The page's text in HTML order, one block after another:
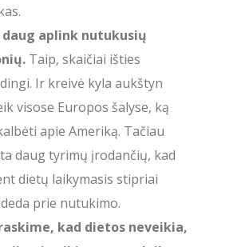
daug aplink nutukusių
Taip, skaičiai išties
Ir kreivė kyla aukštyn
visose Europos šalyse, ką
apie Ameriką. Tačiau
daug tyrimų įrodančių, kad
dietų laikymasis stipriai
prie nutukimo.
kad dietos neveikia,